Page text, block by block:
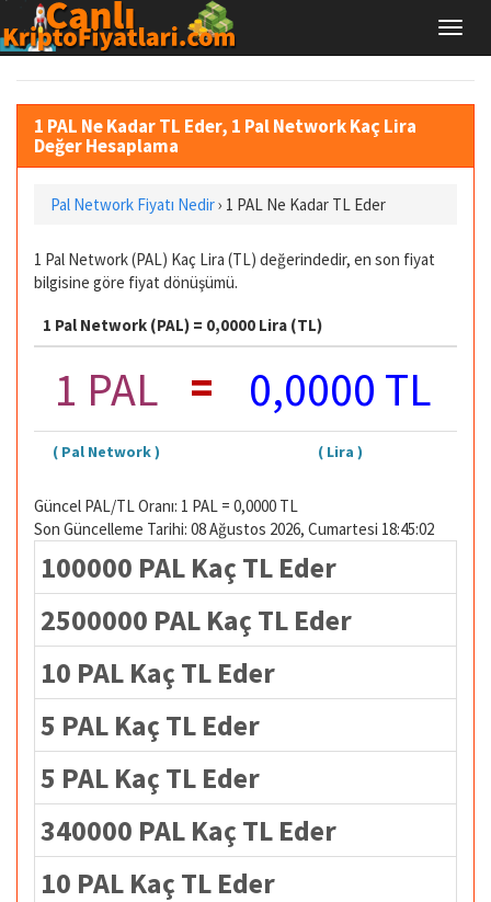
1 PAL Ne Kadar TL Eder, 1 Pal Network Kaç Lira
Değer Hesaplama
Pal Network Fiyatı Nedir› 1 PAL Ne Kadar TL Eder
1 Pal Network (PAL) Kaç Lira (TL) değerindedir, en son fiyat
bilgisine göre fiyat dönüşümü.
1 Pal Network (PAL) = 0,0000 Lira (TL)
1 PAL = 0,0000 TL
( Pal Network ) ( Lira )
Güncel PAL/TL Oranı: 1 PAL = 0,0000 TL
Son Güncelleme Tarihi: 08 Ağustos 2026, Cumartesi 18:45:02
100000 PAL Kaç TL Eder
2500000 PAL Kaç TL Eder
10 PAL Kaç TL Eder
5 PAL Kaç TL Eder
5 PAL Kaç TL Eder
340000 PAL Kaç TL Eder
10 PAL Kaç TL Eder